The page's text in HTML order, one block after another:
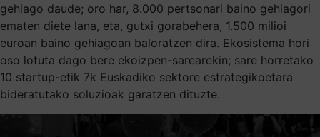
gehiago daude; oro har, 8.000 pertsonari baino gehiagori
ematen diete lana, eta, gutxi gorabehera, 1.500 milioi
euroan baino gehiagoan baloratzen dira. Ekosistema hori
oso lotuta dago bere ekoizpen-sarearekin; sare horretako
10 startup-etik 7k Euskadiko sektore estrategikoetara
bideratutako soluzioak garatzen dituzte.